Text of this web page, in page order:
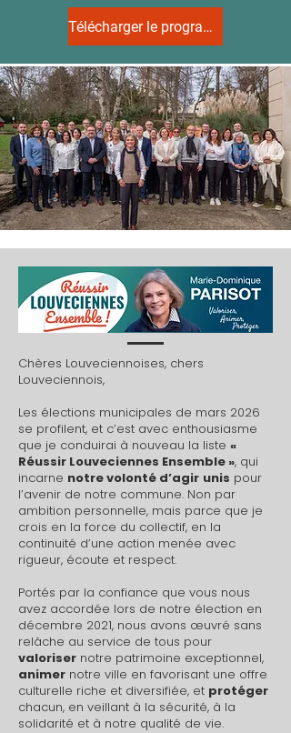
Télécharger le programme
Chères Louveciennoises, chers
Louveciennois,
Les élections municipales de mars 2026
se profilent, et c’est avec enthousiasme
que je conduirai à nouveau la liste «
Réussir Louveciennes Ensemble », qui
incarne notre volonté d’agir unis pour
l’avenir de notre commune. Non par
ambition personnelle, mais parce que je
crois en la force du collectif, en la
continuité d’une action menée avec
rigueur, écoute et respect.
Portés par la confiance que vous nous
avez accordée lors de notre élection en
décembre 2021, nous avons œuvré sans
relâche au service de tous pour
valoriser notre patrimoine exceptionnel,
animer notre ville en favorisant une offre
culturelle riche et diversifiée, et protéger
chacun, en veillant à la sécurité, à la
solidarité et à notre qualité de vie.